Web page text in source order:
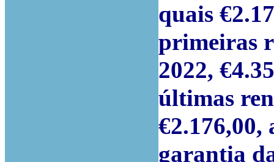
quais
primeiras
2022,
últimas
€2.176,00,
garantia